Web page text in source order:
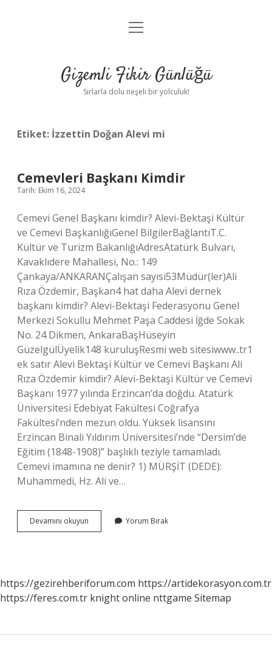
Anasayfa
Yasal Uyarı
menüyü
Gizemli Fikir Günlüğü
Sırlarla dolu neşeli bir yolculuk!
Etiket: İzzettin Doğan Alevi mi
Cemevleri Başkanı Kimdir
Tarih: Ekim 16, 2024
Cemevi Genel Başkanı kimdir? Alevi-Bektaşi Kültür
ve Cemevi BaşkanlığıGenel BilgilerBağlantıT.C.
Kültür ve Turizm BakanlığıAdresAtatürk Bulvarı,
Kavaklıdere Mahallesi, No.: 149
Çankaya/ANKARANÇalışan sayısı53Müdür(ler)Ali
Rıza Özdemir, Başkan4 hat daha Alevi dernek
başkanı kimdir? Alevi-Bektaşi Federasyonu Genel
Merkezi Sokullu Mehmet Paşa Caddesi İğde Sokak
No. 24 Dikmen, AnkaraBaşHüseyin
GüzelgülÜyelik148 kuruluşResmi web sitesiwww..tr1
ek satır Alevi Bektaşi Kültür ve Cemevi Başkanı Ali
Rıza Özdemir kimdir? Alevi-Bektaşi Kültür ve Cemevi
Başkanı 1977 yılında Erzincan’da doğdu. Atatürk
Üniversitesi Edebiyat Fakültesi Coğrafya
Fakültesi’nden mezun oldu. Yüksek lisansını
Erzincan Binali Yıldırım Üniversitesi’nde “Dersim’de
Eğitim (1848-1908)” başlıklı teziyle tamamladı.
Cemevi imamına ne denir? 1) MÜRŞİT (DEDE):
Muhammedi, Hz. Ali ve…
Devamını okuyun Cemevleri
Başkanı
Yorum Bırak
https://gezirehberiforum.com https://artidekorasyon.com.tr
https://feres.com.tr knight online nttgame Sitemap